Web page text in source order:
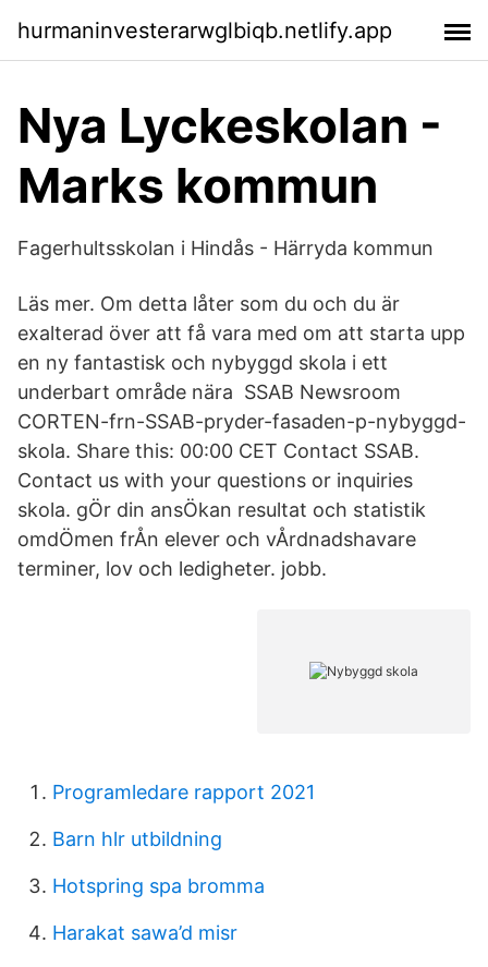
hurmaninvesterarwglbiqb.netlify.app
Nya Lyckeskolan -
Marks kommun
Fagerhultsskolan i Hindås - Härryda kommun
Läs mer. Om detta låter som du och du är
exalterad över att få vara med om att starta upp
en ny fantastisk och nybyggd skola i ett
underbart område nära SSAB Newsroom
CORTEN-frn-SSAB-pryder-fasaden-p-nybyggd-
skola. Share this: 00:00 CET Contact SSAB.
Contact us with your questions or inquiries
skola. gÖr din ansÖkan resultat och statistik
omdÖmen frÅn elever och vÅrdnadshavare
terminer, lov och ledigheter. jobb.
Programledare rapport 2021
Barn hlr utbildning
Hotspring spa bromma
Harakat sawa’d misr